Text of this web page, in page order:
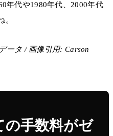
年代や1980年代、2000年代
。
ータ / 画像引用: Carson
の手数料がゼ